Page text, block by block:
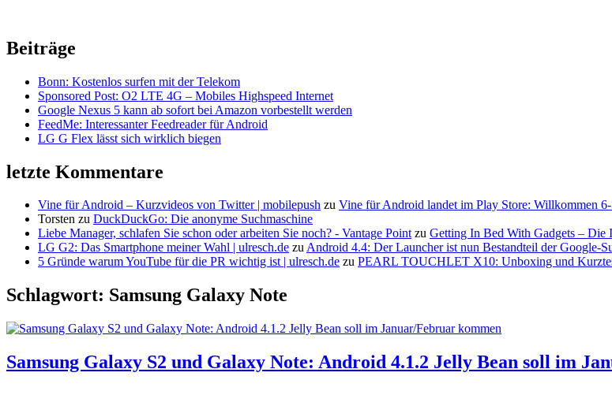
Beiträge
Bonn: Kostenlos surfen mit der Telekom
Sponsored Post: O2 LTE 4G – Mobiles Highspeed Internet
Google Nexus 5 kann ab sofort bei Amazon vorbestellt werden
FeedMe: Interessanter Feedreader für Android
LG G Flex lässt sich wirklich biegen
letzte Kommentare
Vine für Android – Kurzvideos von Twitter | mobilepush zu Vine für Android landet im Play Store: Willkommen
Torsten zu DuckDuckGo: Die anonyme Suchmaschine
Liebe Manager, schlafen Sie schon oder arbeiten Sie noch? - Vantage Pointzu Getting In Bed With Gadgets – Die
LG G2: Das Smartphone meiner Wahl | ulresch.de zuAndroid 4.4: Der Launcher ist nun Bestandteil der Google-
5 Gründe warum YouTube für die PR wichtig ist | ulresch.de zu PEARL TOUCHLET X10: Unboxing und
Schlagwort: Samsung Galaxy Note
Samsung Galaxy S2 und Galaxy Note: Android 4.1.2 Jelly Bean soll im